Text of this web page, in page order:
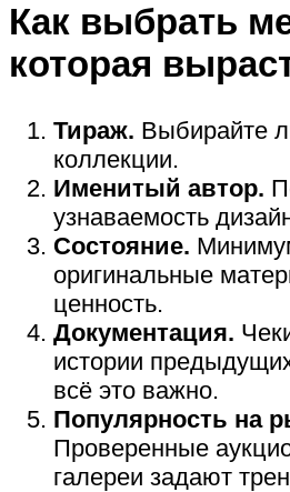
Как выбрать
которая
Тираж. Выбирайте
коллекции.
Именитый автор.
узнаваемость
Состояние.
оригинальные
ценность.
Документация.
истории
всё это важно.
Популярность на
Проверенные
галереи задают